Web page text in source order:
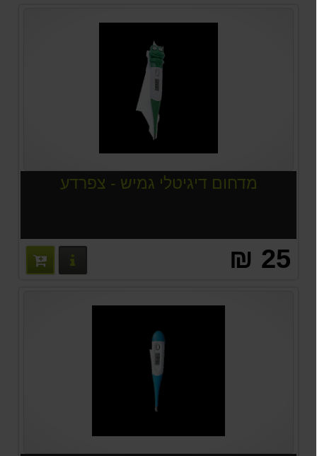
מדחום דיגיטלי גמיש - צפרדע
25 ₪ פרטים